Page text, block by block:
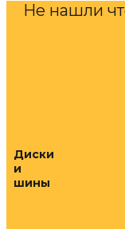
Не нашли
Диски
и
шины